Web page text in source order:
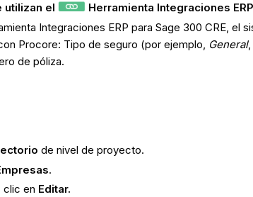
utilizan el
Herramienta Integraciones
Integraciones ERP para Sage 300 CRE,
Procore: Tipo de seguro (por ejemplo, General,
de póliza.
de nivel de proyecto.
.
clic en Editar.